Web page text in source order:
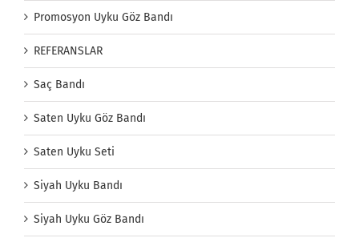
Promosyon Uyku Göz Bandı
REFERANSLAR
Saç Bandı
Saten Uyku Göz Bandı
Saten Uyku Seti
Siyah Uyku Bandı
Siyah Uyku Göz Bandı